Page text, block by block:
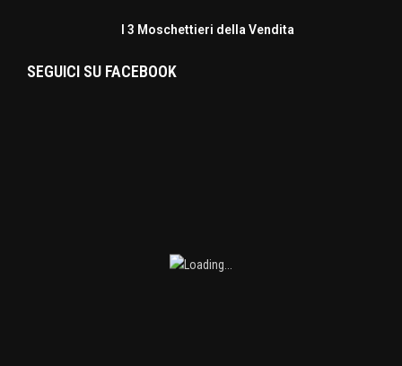
I 3 Moschettieri della Vendita
SEGUICI SU FACEBOOK